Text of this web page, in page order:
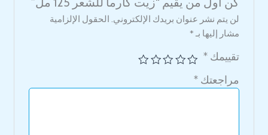
لن يتم نشر عنوان بريدك الإلكتروني. الحقول الإلزامية
مشار إليها بـ *
تقييمك*
مراجعتك*